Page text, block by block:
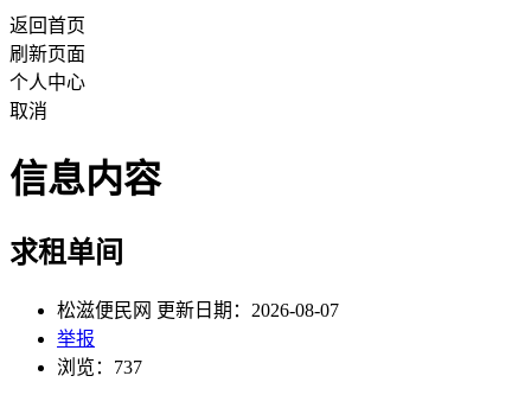
返回首页
刷新页面
个人中心
取消
信息内容
求租单间
松滋便民网 更新日期：2026-08-07
举报
浏览：737